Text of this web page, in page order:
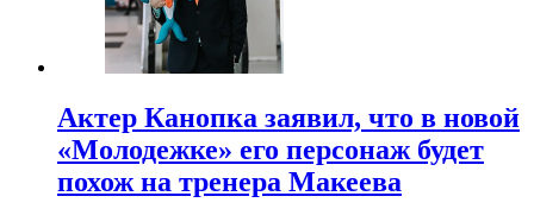
Актер Канопка заявил, что в новой
«Молодежке» его персонаж будет
похож на тренера Макеева